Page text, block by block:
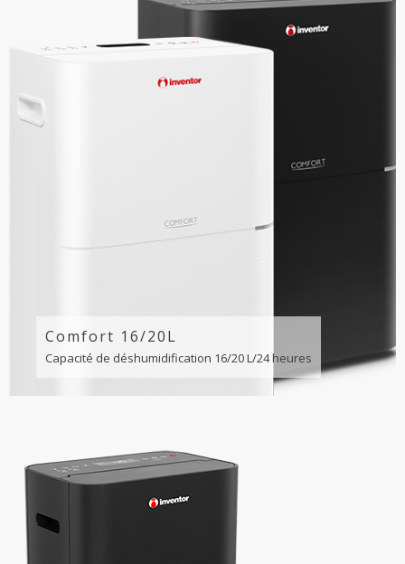
Comfort 16/20L
Capacité de déshumidification 16/20 L/24 heures